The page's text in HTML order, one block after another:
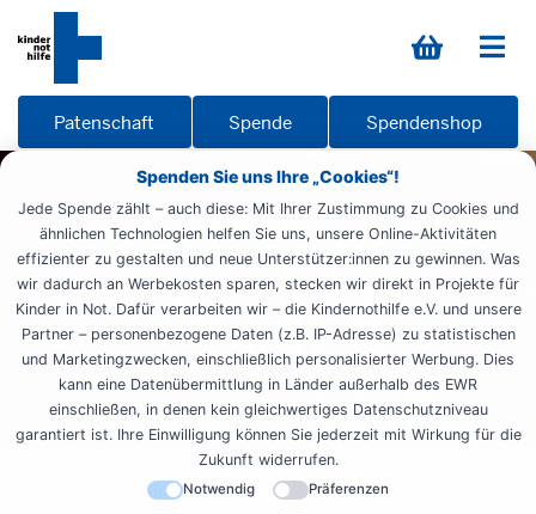
Spenden Sie uns Ihre „Cookies“!
Jede Spende zählt – auch diese: Mit Ihrer Zustimmung zu Cookies und
ähnlichen Technologien helfen Sie uns, unsere Online-Aktivitäten
effizienter zu gestalten und neue Unterstützer:innen zu gewinnen. Was
wir dadurch an Werbekosten sparen, stecken wir direkt in Projekte für
Kinder in Not. Dafür verarbeiten wir – die Kindernothilfe e.V. und unsere
Partner – personenbezogene Daten (z.B. IP-Adresse) zu statistischen
und Marketingzwecken, einschließlich personalisierter Werbung. Dies
kann eine Datenübermittlung in Länder außerhalb des EWR
einschließen, in denen kein gleichwertiges Datenschutzniveau
garantiert ist. Ihre Einwilligung können Sie jederzeit mit Wirkung für die
Zukunft widerrufen.
Notwendig Präferenzen
Patenschaft Spende Spendenshop
Online-Portal